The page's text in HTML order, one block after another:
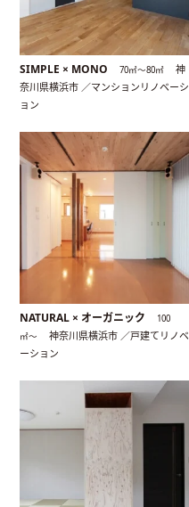
SIMPLE × MONO 70㎡〜80㎡
神
奈川県横浜市 ／マンションリノベーシ
ョン
NATURAL × オーガニック
100
㎡〜
神奈川県横浜市 ／戸建てリノベ
ーション